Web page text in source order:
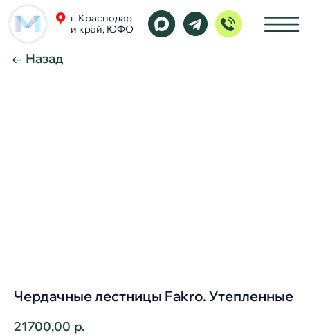
г. Краснодар
и край, ЮФО
← Назад
Чердачные лестницы Fakro. Утепленные
21700,00 р.